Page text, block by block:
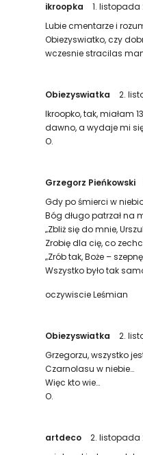
ikroopka
1. listopada
Lubie cmentarze i
Obiezyswiatko, czy
wczesnie stracilas
Obiezyswiatka
2.
Ikroopko, tak, miałam
dawno, a wydaje mi
O.
Grzegorz Pieńkowski
Gdy po śmierci w
Bóg długo patrzał na
„Zbliż się do mnie,
Zrobię dla cię, co
„Zrób tak, Boże –
Wszystko było tak
oczywiscie Leśmian
Obiezyswiatka
2.
Grzegorzu, wszystko
Czarnolasu w niebie…
Więc kto wie…
O.
artdeco
2. listopada